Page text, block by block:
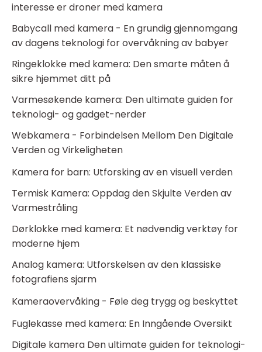
interesse er droner med kamera
Babycall med kamera - En grundig gjennomgang
av dagens teknologi for overvåkning av babyer
Ringeklokke med kamera: Den smarte måten å
sikre hjemmet ditt på
Varmesøkende kamera: Den ultimate guiden for
teknologi- og gadget-nerder
Webkamera - Forbindelsen Mellom Den Digitale
Verden og Virkeligheten
Kamera for barn: Utforsking av en visuell verden
Termisk Kamera: Oppdag den Skjulte Verden av
Varmestråling
Dørklokke med kamera: Et nødvendig verktøy for
moderne hjem
Analog kamera: Utforskelsen av den klassiske
fotografiens sjarm
Kameraovervåking - Føle deg trygg og beskyttet
Fuglekasse med kamera: En Inngående Oversikt
Digitale kamera Den ultimate guiden for teknologi-